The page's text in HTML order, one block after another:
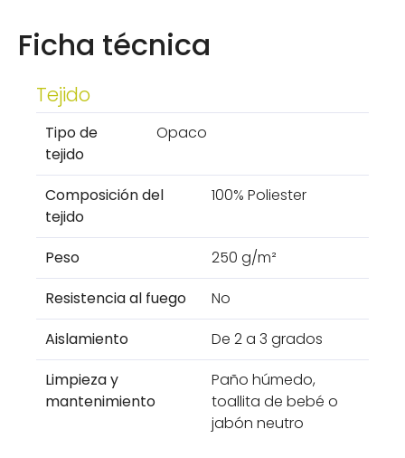
Ficha técnica
Tejido
Tipo de
tejido
Opaco
Composición del
tejido
100% Poliester
Peso
250 g/m²
Resistencia al fuego
No
Aislamiento
De 2 a 3 grados
Limpieza y
mantenimiento
Paño húmedo,
toallita de bebé o
jabón neutro